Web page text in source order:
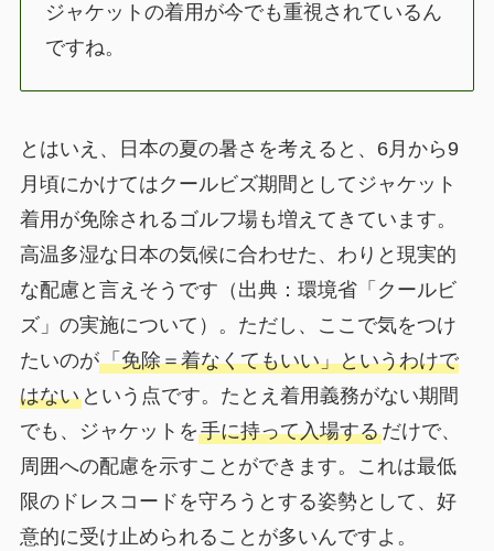
ジャケットの着用が今でも重視されているん
ですね。
とはいえ、日本の夏の暑さを考えると、6月から9
月頃にかけてはクールビズ期間としてジャケット
着用が免除されるゴルフ場も増えてきています。
高温多湿な日本の気候に合わせた、わりと現実的
な配慮と言えそうです（出典：環境省「クールビ
ズ」の実施について）。ただし、ここで気をつけ
たいのが「免除＝着なくてもいい」というわけで
はないという点です。たとえ着用義務がない期間
でも、ジャケットを手に持って入場するだけで、
周囲への配慮を示すことができます。これは最低
限のドレスコードを守ろうとする姿勢として、好
意的に受け止められることが多いんですよ。